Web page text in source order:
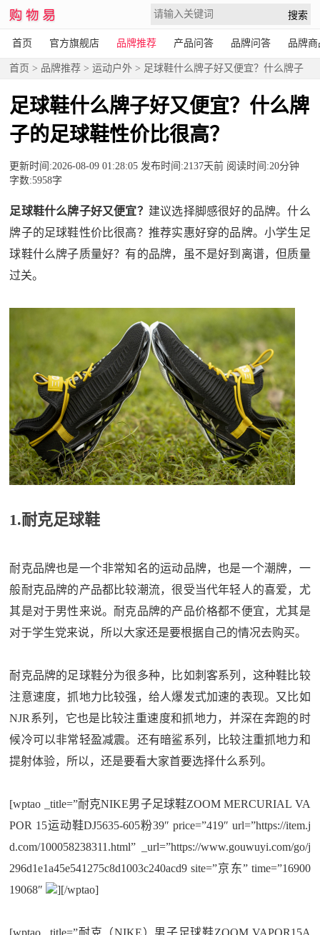
首页 官方旗舰店 品牌推荐 产品问答 品牌问答 品牌商
首页 > 品牌推荐 >运动户外 > 足球鞋什么牌子好又便宜？什么牌子
足球鞋什么牌子好又便宜？什么牌
子的足球鞋性价比很高？
更新时间:2026-08-09 01:28:05 发布时间:2137天前 阅读时间:20分钟
字数:5958字
足球鞋什么牌子好又便宜？ 建议选择脚感很好的品牌。什么
牌子的足球鞋性价比很高？推荐实惠好穿的品牌。小学生足
球鞋什么牌子质量好？有的品牌，虽不是好到离谱，但质量
过关。
1.耐克足球鞋
耐克品牌也是一个非常知名的运动品牌，也是一个潮牌，一
般耐克品牌的产品都比较潮流，很受当代年轻人的喜爱，尤
其是对于男性来说。耐克品牌的产品价格都不便宜，尤其是
对于学生党来说，所以大家还是要根据自己的情况去购买。
耐克品牌的足球鞋分为很多种，比如刺客系列，这种鞋比较
注意速度，抓地力比较强，给人爆发式加速的表现。又比如
NJR系列，它也是比较注重速度和抓地力，并深在奔跑的时
候冷可以非常轻盈减震。还有暗鲨系列，比较注重抓地力和
提射体验，所以，还是要看大家首要选择什么系列。
[wptao _title=”耐克NIKE男子足球鞋ZOOM MERCURIAL VA
POR 15运动鞋DJ5635-605粉39″ price=”419″ url=”https://item.j
d.com/100058238311.html” _url=”https://www.gouwuyi.com/go/j
296d1e1a45e541275c8d1003c240acd9 site=”京东” time=”16900
19068″
][/wptao]
[wptao _title=”耐克（NIKE）男子足球鞋ZOOM VAPOR15A